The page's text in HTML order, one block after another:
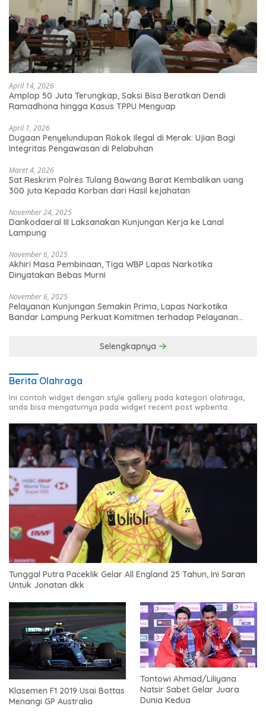
April 14, 2026
Amplop 50 Juta Terungkap, Saksi Bisa Beratkan Dendi
Ramadhona hingga Kasus TPPU Menguap
April 1, 2026
Dugaan Penyelundupan Rokok Ilegal di Merak: Ujian Bagi
Integritas Pengawasan di Pelabuhan
Maret 4, 2026
Sat Reskrim Polres Tulang Bawang Barat Kembalikan uang
300 juta Kepada Korban dari Hasil kejahatan
November 24, 2025
Dankodaeral III Laksanakan Kunjungan Kerja ke Lanal
Lampung
November 6, 2025
Akhiri Masa Pembinaan, Tiga WBP Lapas Narkotika
Dinyatakan Bebas Murni
November 6, 2025
Pelayanan Kunjungan Semakin Prima, Lapas Narkotika
Bandar Lampung Perkuat Komitmen terhadap Pelayanan
Selengkapnya
Berita Olahraga
Ini contoh widget dengan style gallery pada kategori olahraga,
anda bisa mengaturnya pada widget recent post wpberita.
Tunggal Putra Paceklik Gelar All England 25 Tahun, Ini Saran
Untuk Jonatan dkk
Klasemen F1 2019 Usai Bottas
Menangi GP Australia
Tontowi Ahmad/Liliyana
Natsir Sabet Gelar Juara
Dunia Kedua